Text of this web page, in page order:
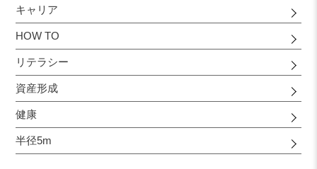
キャリア
HOW TO
リテラシー
資産形成
健康
半径5m